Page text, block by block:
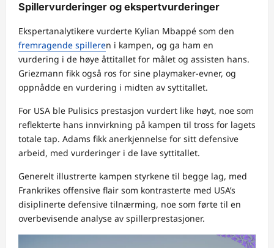
Spillervurderinger og ekspertvurderinger
Ekspertanalytikere vurderte Kylian Mbappé som den
fremragende spilleren i kampen, og ga ham en
vurdering i de høye åttitallet for målet og assisten hans.
Griezmann fikk også ros for sine playmaker-evner, og
oppnådde en vurdering i midten av syttitallet.
For USA ble Pulisics prestasjon vurdert like høyt, noe som
reflekterte hans innvirkning på kampen til tross for lagets
totale tap. Adams fikk anerkjennelse for sitt defensive
arbeid, med vurderinger i de lave syttitallet.
Generelt illustrerte kampen styrkene til begge lag, med
Frankrikes offensive flair som kontrasterte med USA’s
disiplinerte defensive tilnærming, noe som førte til en
overbevisende analyse av spillerprestasjoner.